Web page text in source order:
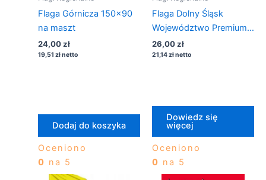
Flaga Górnicza 150×90
na maszt
Oceniono
0 na 5
24,00zł
19,51 złnetto
Dodaj do koszyka
Flaga Dolny Śląsk
Województwo Premium
112×70
Oceniono
0 na 5
26,00zł
21,14złnetto
Dowiedz się
więcej